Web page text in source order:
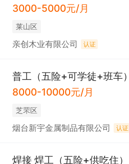
3000-5000元/月
莱山区
亲创木业有限公司 认证
普工（五险+可学徒+班车）
8000-10000元/月
芝罘区
烟台新宇金属制品有限公司 认证
焊接 焊工（五险+供吃住）